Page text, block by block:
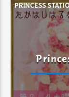
PRINCESS